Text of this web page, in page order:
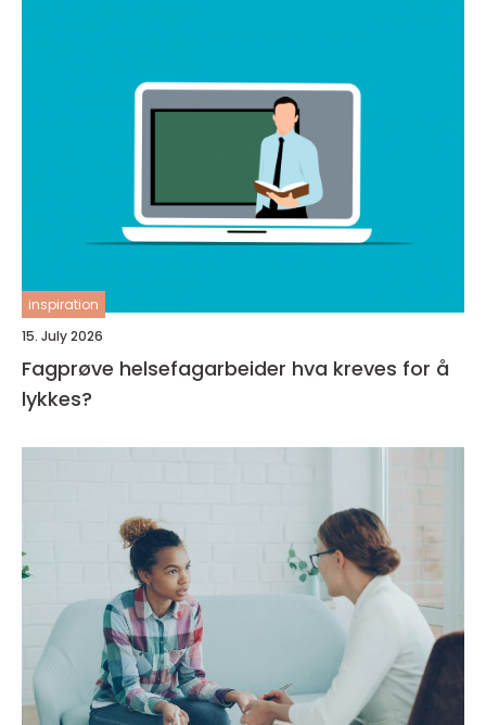
inspiration
15. July 2026
Fagprøve helsefagarbeider hva kreves for å
lykkes?